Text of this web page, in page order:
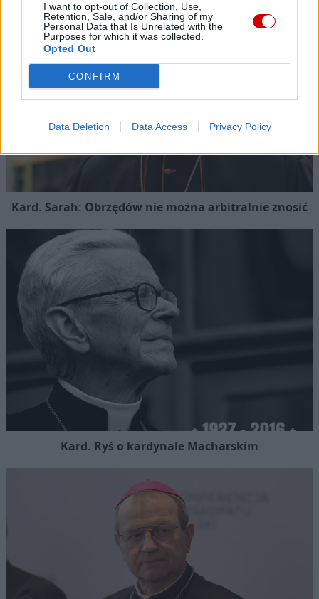
I want to opt-out of Collection, Use,
Retention, Sale, and/or Sharing of my
Personal Data that Is Unrelated with the
Purposes for which it was collected.
Opted Out
CONFIRM
Data Deletion Data Access Privacy Policy
Kard. Sarah: Obrzędów nie można arbitralnie znosić
Kard. Ryś o kardynale Macharskim